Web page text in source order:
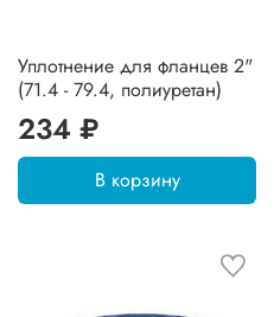
Уплотнение для фланцев 2"
(71.4 - 79.4, полиуретан)
234 ₽
В корзину